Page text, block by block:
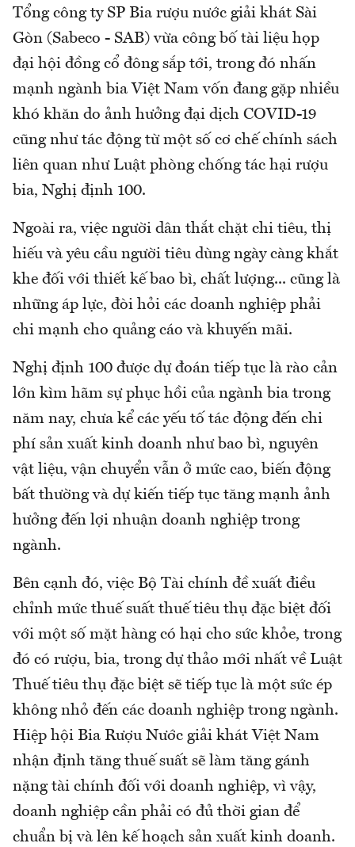
Tổng công ty SP Bia rượu nước giải khát Sài
Gòn (Sabeco - SAB) vừa công bố tài liệu họp
đại hội đồng cổ đông sắp tới, trong đó nhấn
mạnh ngành bia Việt Nam vốn đang gặp nhiều
khó khăn do ảnh hưởng đại dịch COVID-19
cũng như tác động từ một số cơ chế chính sách
liên quan như Luật phòng chống tác hại rượu
bia, Nghị định 100.
Ngoài ra, việc người dân thắt chặt chi tiêu, thị
hiếu và yêu cầu người tiêu dùng ngày càng khắt
khe đối với thiết kế bao bì, chất lượng... cũng là
những áp lực, đòi hỏi các doanh nghiệp phải
chi mạnh cho quảng cáo và khuyến mãi.
Nghị định 100 được dự đoán tiếp tục là rào cản
lớn kìm hãm sự phục hồi của ngành bia trong
năm nay, chưa kể các yếu tố tác động đến chi
phí sản xuất kinh doanh như bao bì, nguyên
vật liệu, vận chuyển vẫn ở mức cao, biến động
bất thường và dự kiến tiếp tục tăng mạnh ảnh
hưởng đến lợi nhuận doanh nghiệp trong
ngành.
Bên cạnh đó, việc Bộ Tài chính đề xuất điều
chỉnh mức thuế suất thuế tiêu thụ đặc biệt đối
với một số mặt hàng có hại cho sức khỏe, trong
đó có rượu, bia, trong dự thảo mới nhất về Luật
Thuế tiêu thụ đặc biệt sẽ tiếp tục là một sức ép
không nhỏ đến các doanh nghiệp trong ngành.
Hiệp hội Bia Rượu Nước giải khát Việt Nam
nhận định tăng thuế suất sẽ làm tăng gánh
nặng tài chính đối với doanh nghiệp, vì vậy,
doanh nghiệp cần phải có đủ thời gian để
chuẩn bị và lên kế hoạch sản xuất kinh doanh.